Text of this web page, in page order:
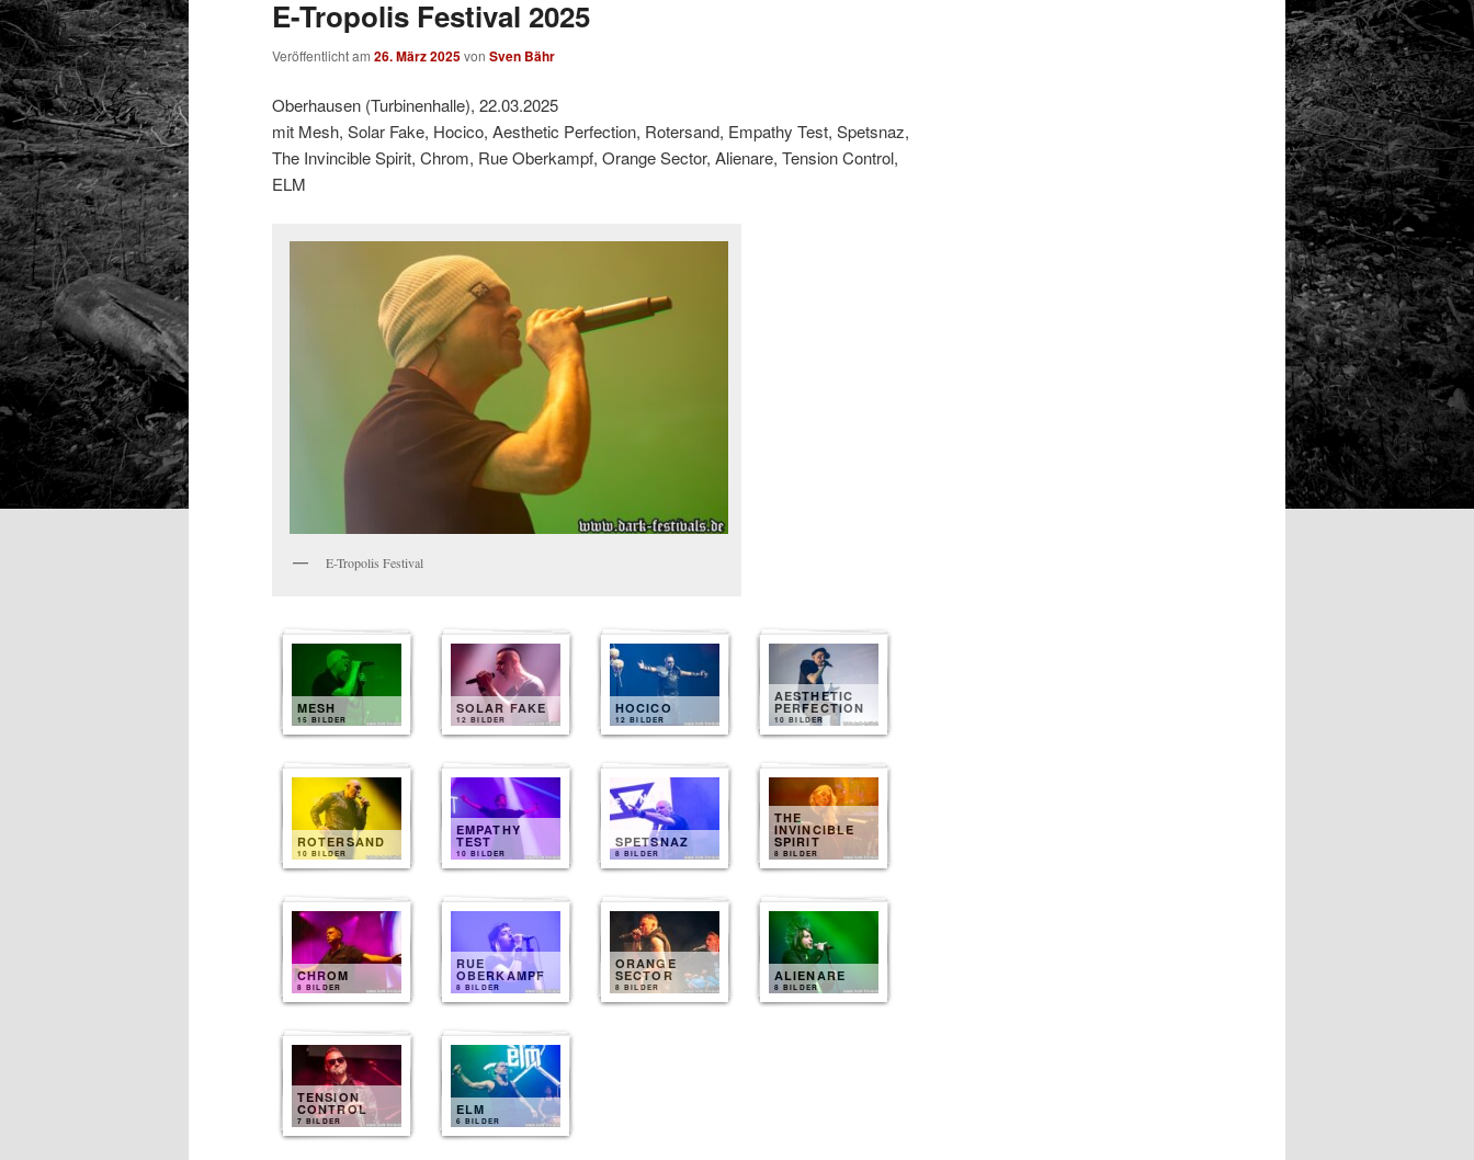
E-Tropolis Festival 2025
Veröffentlicht am 26. März 2025von Sven Bähr
Oberhausen (Turbinenhalle), 22.03.2025
mit Mesh, Solar Fake, Hocico, Aesthetic Perfection, Rotersand, Empathy Test, Spetsnaz,
The Invincible Spirit, Chrom, Rue Oberkampf, Orange Sector, Alienare, Tension Control,
ELM
E-Tropolis Festival
MESH
15 BILDER
SOLAR FAKE
12 BILDER
HOCICO
12 BILDER
AESTHETIC
PERFECTION
10 BILDER
ROTERSAND
10 BILDER
EMPATHY
TEST
10 BILDER
SPETSNAZ
8 BILDER
THE
INVINCIBLE
SPIRIT
8 BILDER
CHROM
8 BILDER
RUE
OBERKAMPF
8 BILDER
ORANGE
SECTOR
8 BILDER
ALIENARE
8 BILDER
TENSION
CONTROL
7 BILDER
ELM
6 BILDER